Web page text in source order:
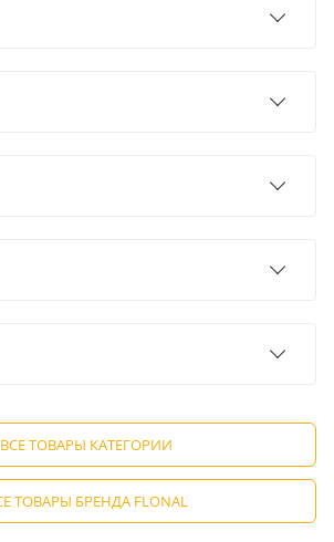
ВСЕ ТОВАРЫ КАТЕГОРИИ
ТОВАРЫ БРЕНДА FLONAL